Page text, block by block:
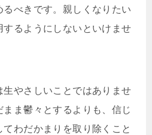
べきです。親しくなりたい
するようにしないといけませ
やさしいことではありませ
ま鬱々とするよりも、信じ
わだかまりを取り除くこと